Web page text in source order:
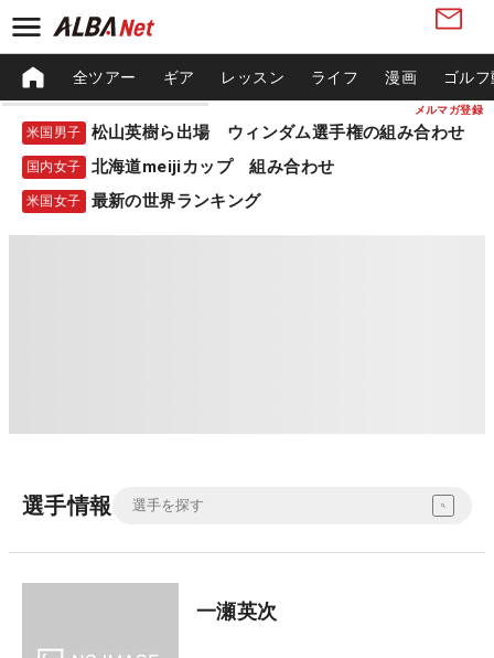
メルマガ登録
全ツアー ギア レッスン ライフ 漫画 ゴル
米国男子 松山英樹ら出場 ウィンダム選手権の組み合わせ
国内女子 北海道meijiカップ 組み合わせ
米国女子 最新の世界ランキング
選手情報
一瀬英次